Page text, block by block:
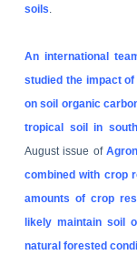
soils.
An international
studied the impact
on soil organic
tropical soil in
August issue of
combined with crop
amounts of crop
likely maintain soil
natural forested